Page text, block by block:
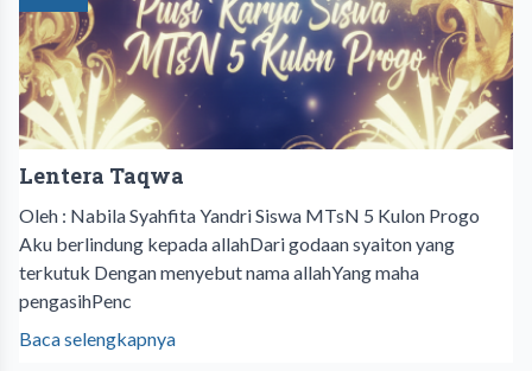
Lentera Taqwa
Oleh : Nabila Syahfita Yandri Siswa MTsN 5 Kulon Progo
Aku berlindung kepada allahDari godaan syaiton yang
terkutuk Dengan menyebut nama allahYang maha
pengasihPenc
Baca selengkapnya